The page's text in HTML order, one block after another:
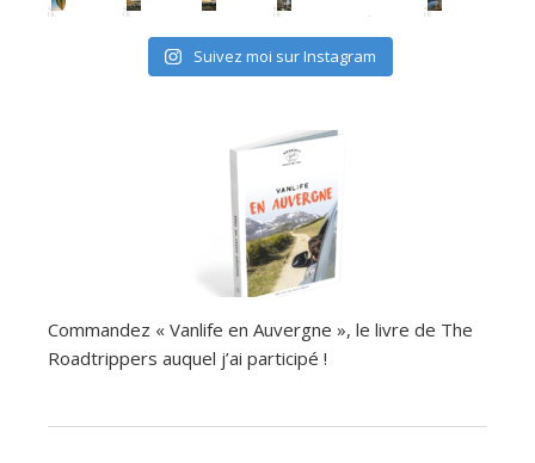
Suivez moi sur Instagram
Commandez « Vanlife en Auvergne », le livre de The
Roadtrippers auquel j’ai participé !